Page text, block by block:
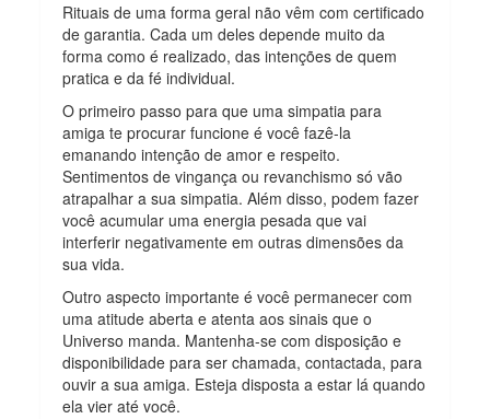
Rituais de uma forma geral não vêm com certificado
de garantia. Cada um deles depende muito da
forma como é realizado, das intenções de quem
pratica e da fé individual.
O primeiro passo para que uma simpatia para
amiga te procurar funcione é você fazê-la
emanando intenção de amor e respeito.
Sentimentos de vingança ou revanchismo só vão
atrapalhar a sua simpatia. Além disso, podem fazer
você acumular uma energia pesada que vai
interferir negativamente em outras dimensões da
sua vida.
Outro aspecto importante é você permanecer com
uma atitude aberta e atenta aos sinais que o
Universo manda. Mantenha-se com disposição e
disponibilidade para ser chamada, contactada, para
ouvir a sua amiga. Esteja disposta a estar lá quando
ela vier até você.